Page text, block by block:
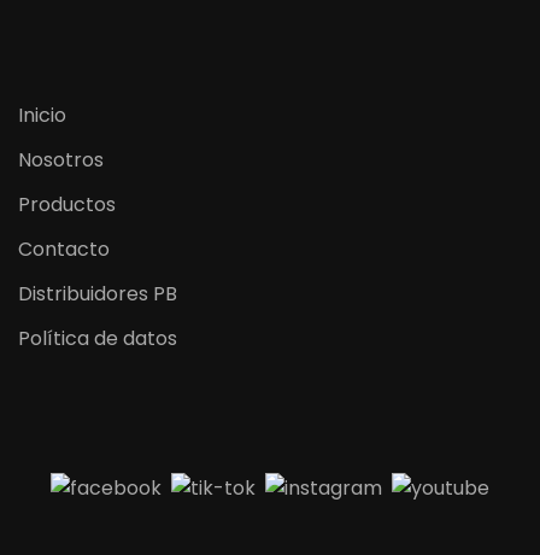
Inicio
Nosotros
Productos
Contacto
Distribuidores PB
Política de datos